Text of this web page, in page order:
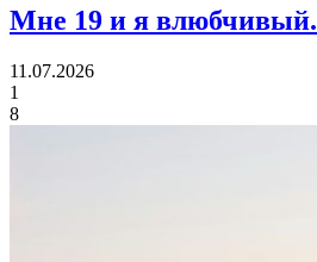
Мне 19 и я влюбчивый.
11.07.2026
1
8